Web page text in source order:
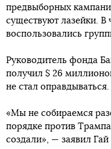
предвыборных
существуют лазейки. В
воспользовались
Руководитель фонда
получил $ 26
не стал оправдываться.
«Мы не собираемся
порядке против
создали», — заявил